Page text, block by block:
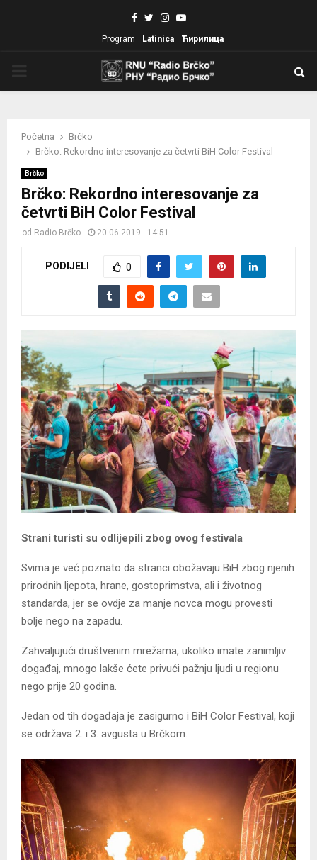
Facebook
TwitterInstagram
Youtube
Program Latinica Ћирилица
Početna
Brčko
Brčko: Rekordno interesovanje za četvrti BiH Color Festival
Brčko
Brčko: Rekordno interesovanje za
četvrti BiH Color Festival
od Radio Brčko 20.06.2019 - 14:51
PODIJELI 0
Strani turisti su odlijepili zbog ovog festivala
Svima je već poznato da stranci obožavaju BiH zbog njenih
prirodnih ljepota, hrane, gostoprimstva, ali i životnog
standarda, jer se ovdje za manje novca mogu provesti
bolje nego na zapadu.
Zahvaljujući društvenim mrežama, ukoliko imate zanimljiv
događaj, mnogo lakše ćete privući pažnju ljudi u regionu
nego prije 20 godina.
Jedan od tih događaja je zasigurno i BiH Color Festival, koji
se održava 2. i 3. avgusta u Brčkom.